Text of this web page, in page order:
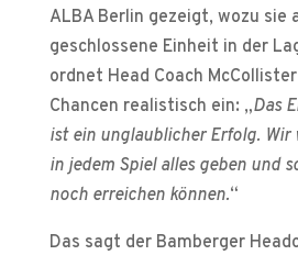
ALBA Berlin gezeigt, wozu sie
geschlossene Einheit in der
ordnet Head Coach
Chancen realistisch ein: „Das
ist ein unglaublicher Erfolg. Wir
in jedem Spiel alles geben und
noch erreichen können.“
Das sagt der Bamberger